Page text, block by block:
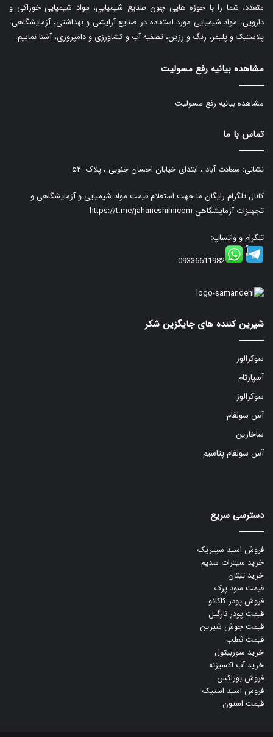
متعدد، شما را با حوزه هایی چون صنایع شیمیایی، مواد شیمیایی خوراکی و
دارویی، مواد شیمیایی مورد استفاده در صنایع آرایشی و بهداشتی، آزمایشگاهی،
پلاستیک و پلیمر، رنگ و رزین، تصفیه آب و کشاورزی و دامپروری، آشنا نماییم.
مشاهده بیانیه رفع مسولیت
مشاهده بیانیه رفع مسولیت
تماس با ما
نشانی: سعادت آباد ، ابتدای خیابان احسان جنوبی ، پلاک ۵۲
کانال تلگرام رایگان ما جهت استعلام قیمت مواد شیمیایی و آزمایشگاهی و
تجهیزات آزمایشگاهی https://t.me/jahaneshimicom
تلگرام و واتساپ:
09336611982
شیرین کننده های جایگزین شکر
سوکرالوز
آسپارتام
سوکرالوز
آس سولفام
ساخارین
آس سولفام پتاسیم
دسترسی سریع
فروش اسید سیتریک
خرید سیترات سدیم
خرید تیتان
قیمت سود پرک
فروش پودر کاکائو
قیمت پودر نارگیل
قیمت جوش شیرین
قیمت ثعلب
خرید سوربیتول
خرید آب اکسیژنه
فروش بوراکس
فروش اسید استیک
قیمت استون